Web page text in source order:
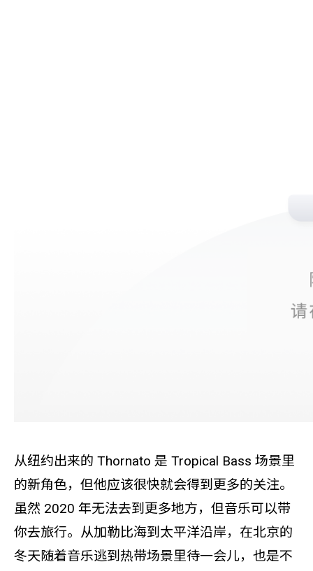
从纽约出来的 Thornato 是 Tropical Bass 场景里
的新角色，但他应该很快就会得到更多的关注。
虽然 2020 年无法去到更多地方，但音乐可以带
你去旅行。从加勒比海到太平洋沿岸，在北京的
冬天随着音乐逃到热带场景里待一会儿，也是不